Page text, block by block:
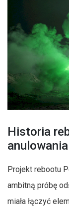
Historia
anulowania
Projekt rebootu
ambitną próbę
miała łączyć